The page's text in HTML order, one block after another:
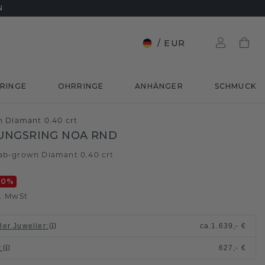
/ EUR
OHRRINGE ANHÄNGER SCHMUCK
Diamant 0.40 crt
NOA RND
grown Diamant 0.40 crt
%
MwSt
Juwelier: ca. 1.639,- €
: 627,- €